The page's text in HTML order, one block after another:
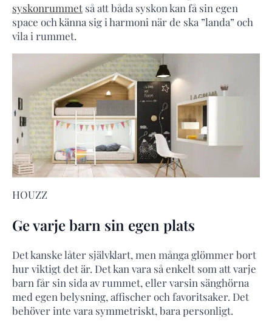
syskonrummet så att båda syskon kan få sin egen
space och känna sig i harmoni när de ska ”landa” och
vila i rummet.
HOUZZ
Ge varje barn sin egen plats
Det kanske låter självklart, men många glömmer bort
hur viktigt det är. Det kan vara så enkelt som att varje
barn får sin sida av rummet, eller varsin sänghörna
med egen belysning, affischer och favoritsaker. Det
behöver inte vara symmetriskt, bara personligt.